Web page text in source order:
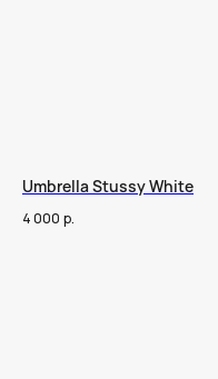
Umbrella Stussy White
4 000 р.